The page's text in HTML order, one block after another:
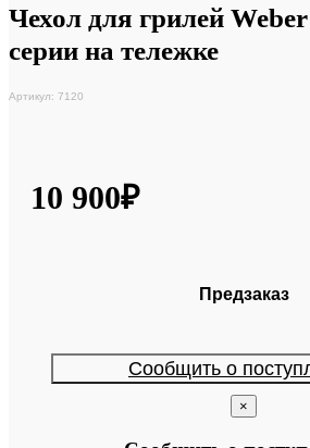
Чехол для грилей
серии на тележке
Артикул: 7120
10 900₽
Предзаказ
Сообщить о
×